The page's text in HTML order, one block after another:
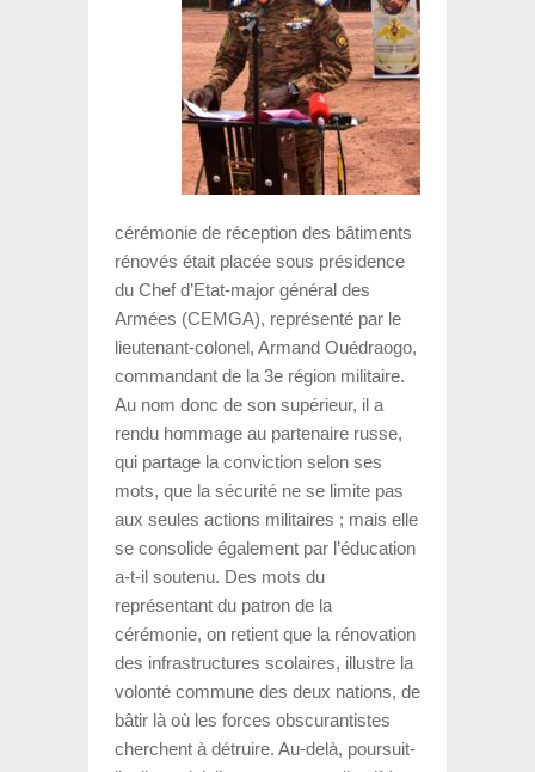
cérémonie de réception des bâtiments
rénovés était placée sous présidence
du Chef d’Etat-major général des
Armées (CEMGA), représenté par le
lieutenant-colonel, Armand Ouédraogo,
commandant de la 3e région militaire.
Au nom donc de son supérieur, il a
rendu hommage au partenaire russe,
qui partage la conviction selon ses
mots, que la sécurité ne se limite pas
aux seules actions militaires ; mais elle
se consolide également par l’éducation
a-t-il soutenu. Des mots du
représentant du patron de la
cérémonie, on retient que la rénovation
des infrastructures scolaires, illustre la
volonté commune des deux nations, de
bâtir là où les forces obscurantistes
cherchent à détruire. Au-delà, poursuit-